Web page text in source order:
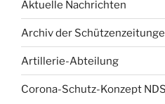
Aktuelle Nachrichten
Archiv der
Artillerie-Abteilung
Corona-Schutz-Konzept